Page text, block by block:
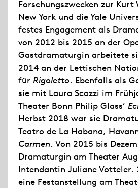
Forschungszwecken zur
New York und die Yale
festes Engagement als
von 2012 bis 2015 an der
Gastdramaturgin arbeitete
2014 an der Lettischen
für Rigoletto. Ebenfalls als
sie mit Laura Scozzi im
Theater Bonn Philip Glass’
Herbst 2018 war sie
Teatro de La Habana,
Carmen. Von 2015 bis
Dramaturgin am Theater
Intendantin Juliane
eine Festanstellung am